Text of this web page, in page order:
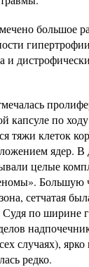
большое
и
капсуле по
тяжи клеток
ядер. В
целые
Большую
сетчатая
по ширине
случаях),
редко.